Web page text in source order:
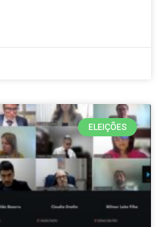
ELEIÇÕES